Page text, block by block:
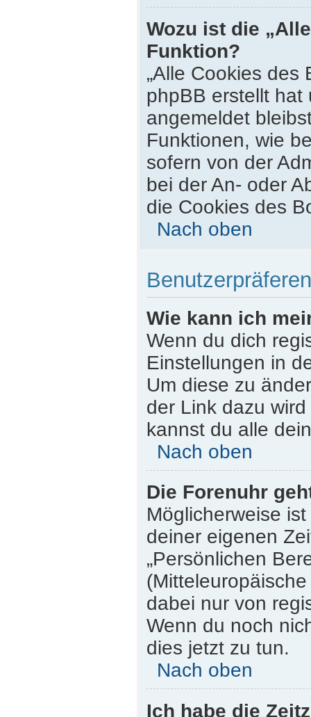
Wozu ist die
Funktion?
„Alle Cookies des
phpBB erstellt hat
angemeldet
Funktionen, wie
sofern von der
bei der An- oder
die Cookies des
Nach oben
Wie kann ich
Wenn du dich
Einstellungen in
Um diese zu
der Link dazu
kannst du alle
Nach oben
Die Forenuhr
Möglicherweise
deiner eigenen
„Persönlichen
dabei nur von
Wenn du noch
dies jetzt zu tun.
Nach oben
Ich habe die